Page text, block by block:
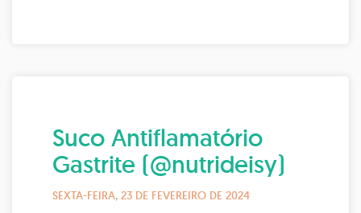
Suco Antiflamatório
Gastrite (@nutrideisy)
SEXTA-FEIRA, 23 DE FEVEREIRO DE 2024